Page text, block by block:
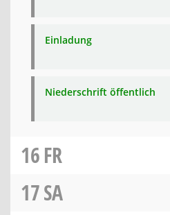
Einladung
Niederschrift öffentlich
16FR
17SA